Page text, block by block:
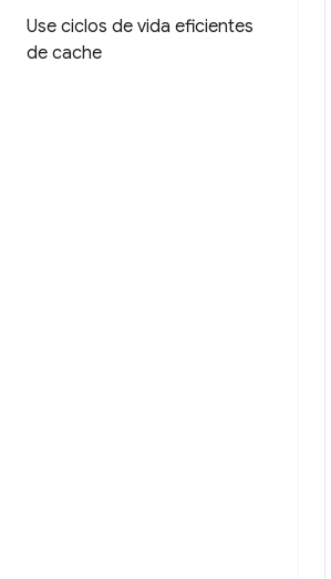
Use ciclos de vida eficientes
de cache